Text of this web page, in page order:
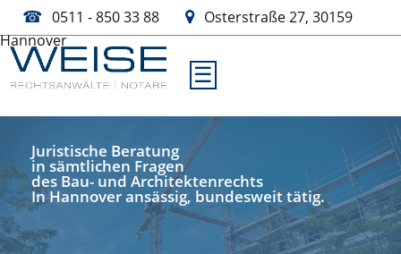
☎ 0511 - 850 33 88
Osterstraße 27, 30159
Hannover
☰
Juristische Beratung
in sämtlichen Fragen
des Bau- und Architektenrechts
In Hannover ansässig, bundesweit tätig.